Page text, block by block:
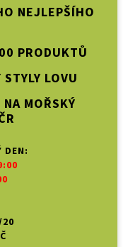
NEJLEPŠÍHO
PRODUKTŮ
LOVU
MOŘSKÝ
DEN: